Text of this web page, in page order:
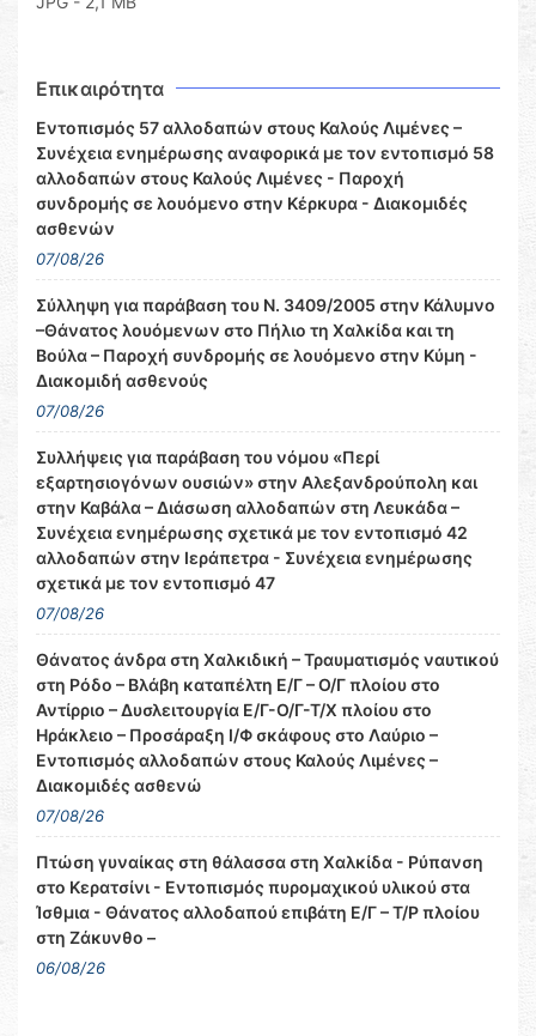
Επικαιρότητα
Εντοπισμός 57 αλλοδαπών στους Καλούς Λιμένες –
Συνέχεια ενημέρωσης αναφορικά με τον εντοπισμό 58
αλλοδαπών στους Καλούς Λιμένες - Παροχή
συνδρομής σε λουόμενο στην Κέρκυρα - Διακομιδές
ασθενών
07/08/26
Σύλληψη για παράβαση του Ν. 3409/2005 στην Κάλυμνο
–Θάνατος λουόμενων στο Πήλιο τη Χαλκίδα και τη
Βούλα – Παροχή συνδρομής σε λουόμενο στην Κύμη -
Διακομιδή ασθενούς
07/08/26
Συλλήψεις για παράβαση του νόμου «Περί
εξαρτησιογόνων ουσιών» στην Αλεξανδρούπολη και
στην Καβάλα – Διάσωση αλλοδαπών στη Λευκάδα –
Συνέχεια ενημέρωσης σχετικά με τον εντοπισμό 42
αλλοδαπών στην Ιεράπετρα - Συνέχεια ενημέρωσης
σχετικά με τον εντοπισμό 47
07/08/26
Θάνατος άνδρα στη Χαλκιδική – Τραυματισμός ναυτικού
στη Ρόδο – Βλάβη καταπέλτη Ε/Γ – Ο/Γ πλοίου στο
Αντίρριο – Δυσλειτουργία Ε/Γ-Ο/Γ-Τ/Χ πλοίου στο
Ηράκλειο – Προσάραξη Ι/Φ σκάφους στο Λαύριο –
Εντοπισμός αλλοδαπών στους Καλούς Λιμένες –
Διακομιδές ασθενώ
07/08/26
Πτώση γυναίκας στη θάλασσα στη Χαλκίδα - Ρύπανση
στο Κερατσίνι - Εντοπισμός πυρομαχικού υλικού στα
Ίσθμια - Θάνατος αλλοδαπού επιβάτη Ε/Γ – Τ/Ρ πλοίου
στη Ζάκυνθο –
06/08/26